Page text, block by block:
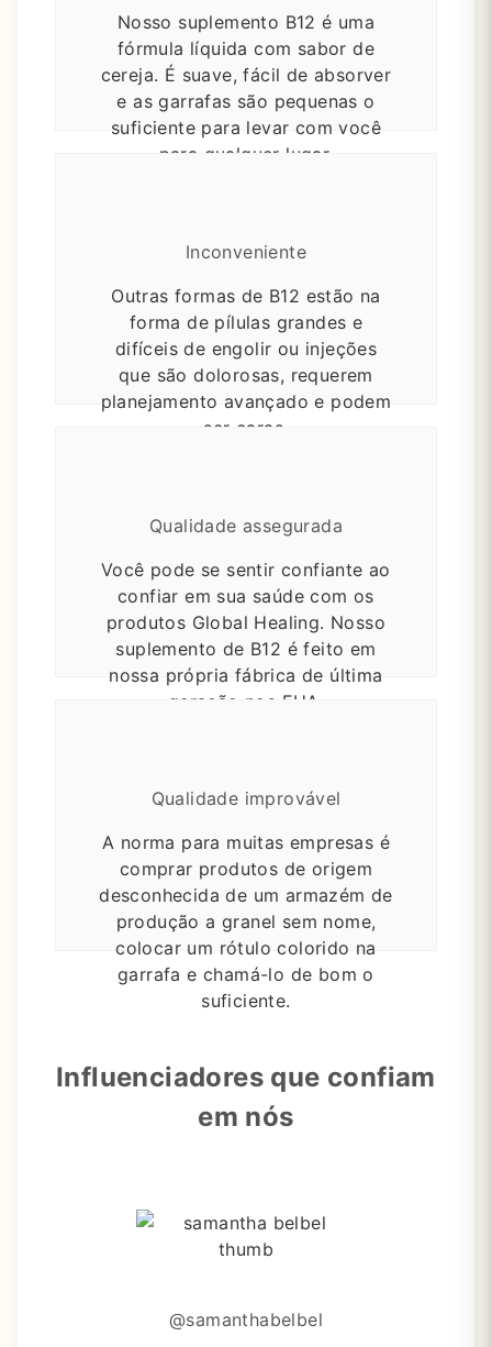
Nosso suplemento B12 é uma
fórmula líquida com sabor de
cereja. É suave, fácil de absorver
e as garrafas são pequenas o
suficiente para levar com você
para qualquer lugar.
Inconveniente
Outras formas de B12 estão na
forma de pílulas grandes e
difíceis de engolir ou injeções
que são dolorosas, requerem
planejamento avançado e podem
ser caras.
Qualidade assegurada
Você pode se sentir confiante ao
confiar em sua saúde com os
produtos Global Healing. Nosso
suplemento de B12 é feito em
nossa própria fábrica de última
geração nos EUA.
Qualidade improvável
A norma para muitas empresas é
comprar produtos de origem
desconhecida de um armazém de
produção a granel sem nome,
colocar um rótulo colorido na
garrafa e chamá-lo de bom o
suficiente.
Influenciadores que confiam
em nós
@samanthabelbel